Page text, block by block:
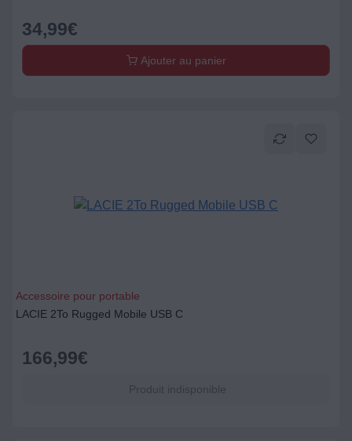
34,99€
Ajouter au panier
Accessoire pour portable
LACIE 2To Rugged Mobile USB C
166,99€
Produit indisponible